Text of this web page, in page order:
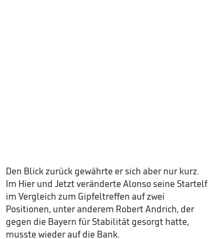
Den Blick zurück gewährte er sich aber nur kurz.
Im Hier und Jetzt veränderte Alonso seine Startelf
im Vergleich zum Gipfeltreffen auf zwei
Positionen, unter anderem Robert Andrich, der
gegen die Bayern für Stabilität gesorgt hatte,
musste wieder auf die Bank.